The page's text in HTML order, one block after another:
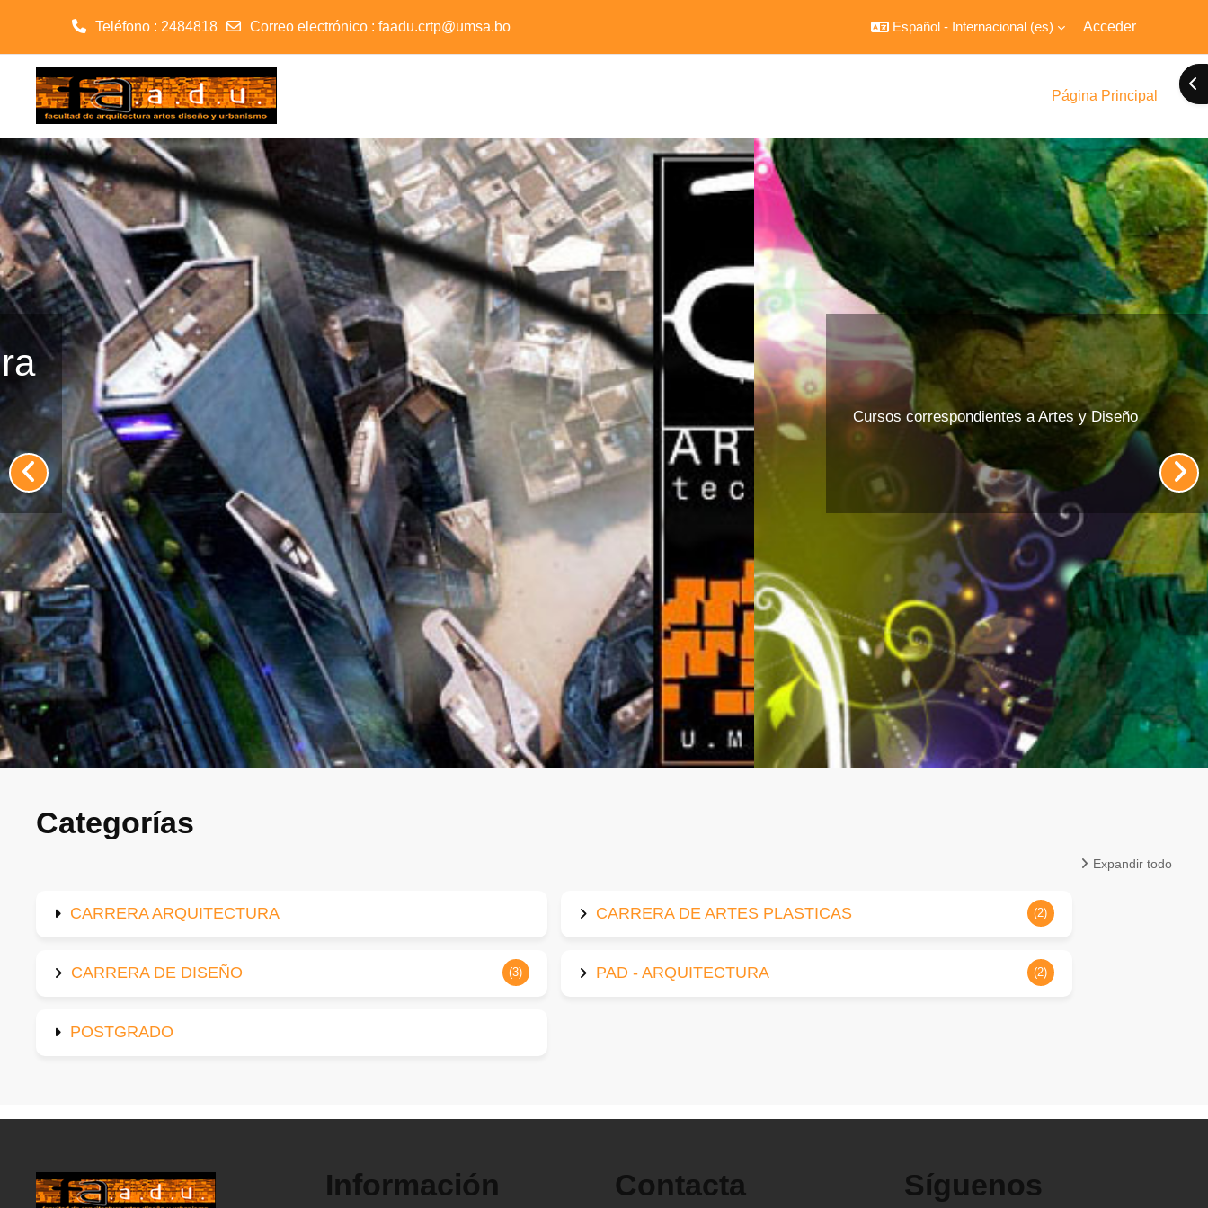
Teléfono : 2484818 Correo electrónico : faadu.crtp@umsa.bo Español - Internacional ‎(es)‎ Acceder
Página Principal
Cursos correspondientes a Artes y Diseño
Categorías
Expandir todo
CARRERA ARQUITECTURA CARRERA DE ARTES PLASTICAS (2)
CARRERA DE DISEÑO (3) PAD - ARQUITECTURA (2)
POSTGRADO
Información Contacta Síguenos